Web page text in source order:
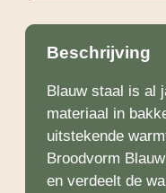
Beschrijving
Blauw staal is al
materiaal in
uitstekende
Broodvorm
en verdeelt de